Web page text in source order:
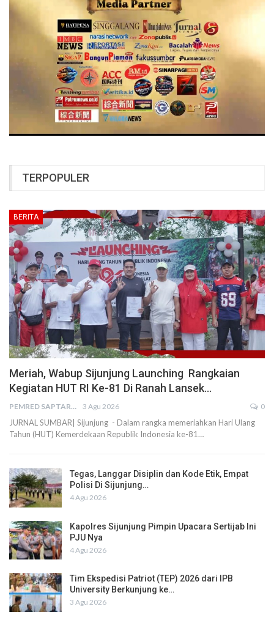
TERPOPULER
BERITA
Meriah, Wabup Sijunjung Launching Rangkaian
Kegiatan HUT RI Ke-81 Di Ranah Lansek…
PEMRED SAPTARIUS 3 Agu 2026 0
JURNAL SUMBAR| Sijunjung - Dalam rangka memeriahkan Hari Ulang
Tahun (HUT) Kemerdekaan Republik Indonesia ke-81…
Tegas, Langgar Disiplin dan Kode Etik, Empat
Polisi Di Sijunjung…
4 Agu 2026
Kapolres Sijunjung Pimpin Upacara Sertijab Ini
PJU Nya
4 Agu 2026
Tim Ekspedisi Patriot (TEP) 2026 dari IPB
University Berkunjung ke…
3 Agu 2026